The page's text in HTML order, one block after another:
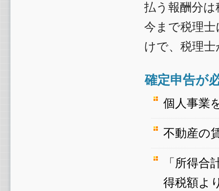
払う報酬分
今まで税理
けで、税理
確定申告が
個人事業
不動産の
「所得
得税額よ